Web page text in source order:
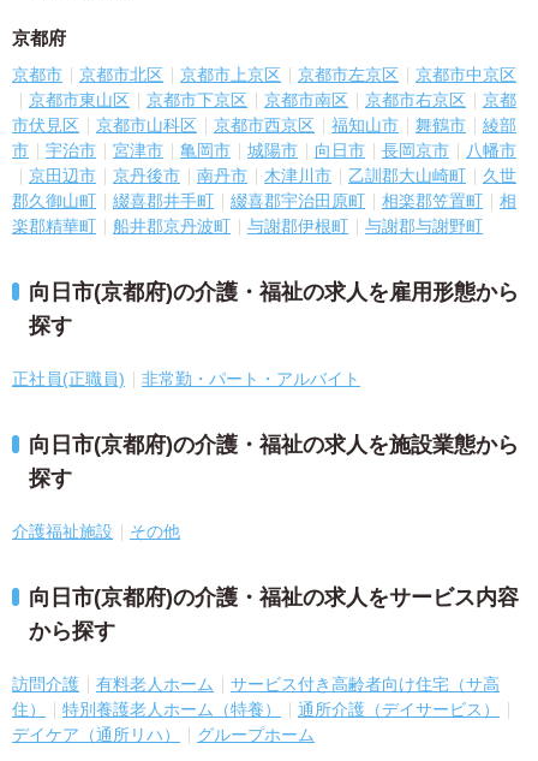
京都府
京都市 京都市北区 京都市上京区 京都市左京区
京都市中京区
京都市東山区
京都市下京区 京都市南区 京都市右京区
京都
市伏見区
京都市山科区 京都市西京区 福知山市 舞鶴市
綾部
市
宇治市 宮津市 亀岡市 城陽市 向日市 長岡京市
八幡市
京田辺市
京丹後市 南丹市 木津川市 乙訓郡大山崎町
久世
郡久御山町
綴喜郡井手町 綴喜郡宇治田原町 相楽郡笠置町
相
楽郡精華町
船井郡京丹波町 与謝郡伊根町 与謝郡与謝野町
向日市(京都府)の介護・福祉の求人を雇用形態から
探す
正社員(正職員) 非常勤・パート・アルバイト
向日市(京都府)の介護・福祉の求人を施設業態から
探す
介護福祉施設 その他
向日市(京都府)の介護・福祉の求人をサービス内容
から探す
訪問介護 有料老人ホーム
サービス付き高齢者向け住宅（サ高
住）
特別養護老人ホーム（特養）
通所介護（デイサービス）
デイケア（通所リハ）
グループホーム